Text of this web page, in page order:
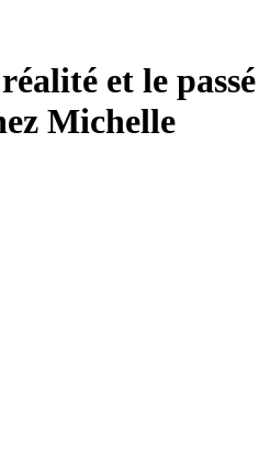
et le passé
Michelle